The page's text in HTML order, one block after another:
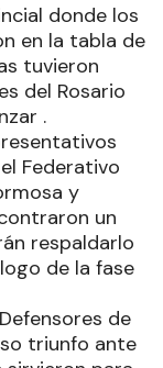
donde los
en la tabla de
tuvieron
del Rosario
.
Federativo
y
un
respaldarlo
de la fase
de
triunfo ante